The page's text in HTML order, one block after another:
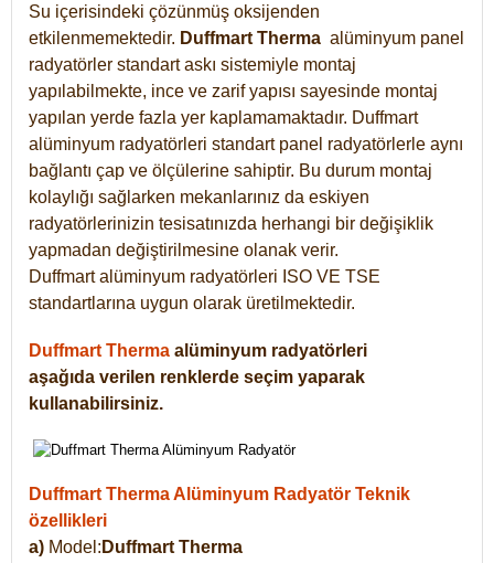
Su içerisindeki çözünmüş oksijenden
etkilenmemektedir. Duffmart Therma alüminyum panel
radyatörler standart askı sistemiyle montaj
yapılabilmekte, ince ve zarif yapısı sayesinde montaj
yapılan yerde fazla yer kaplamamaktadır. Duffmart
alüminyum radyatörleri standart panel radyatörlerle aynı
bağlantı çap ve ölçülerine sahiptir. Bu durum montaj
kolaylığı sağlarken mekanlarınız da eskiyen
radyatörlerinizin tesisatınızda herhangi bir değişiklik
yapmadan değiştirilmesine olanak verir.
Duffmart alüminyum radyatörleri ISO VE TSE
standartlarına uygun olarak üretilmektedir.
Duffmart Therma alüminyum radyatörleri
aşağıda verilen renklerde seçim yaparak
kullanabilirsiniz.
Duffmart Therma Alüminyum Radyatör Teknik
özellikleri
a) Model: Duffmart Therma